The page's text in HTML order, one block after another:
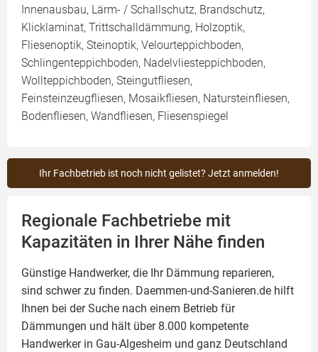
Innenausbau, Lärm- / Schallschutz, Brandschutz,
Klicklaminat, Trittschalldämmung, Holzoptik,
Fliesenoptik, Steinoptik, Velourteppichboden,
Schlingenteppichboden, Nadelvliesteppichboden,
Wollteppichboden, Steingutfliesen,
Feinsteinzeugfliesen, Mosaikfliesen, Natursteinfliesen,
Bodenfliesen, Wandfliesen, Fliesenspiegel
Ihr Fachbetrieb ist noch nicht gelistet? Jetzt anmelden!
Regionale Fachbetriebe mit
Kapazitäten in Ihrer Nähe finden
Günstige Handwerker, die Ihr Dämmung reparieren,
sind schwer zu finden. Daemmen-und-Sanieren.de hilft
Ihnen bei der Suche nach einem Betrieb für
Dämmungen und hält über 8.000 kompetente
Handwerker in Gau-Algesheim und ganz Deutschland